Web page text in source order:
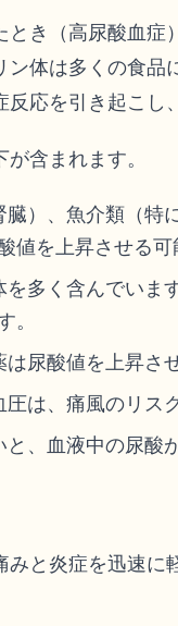
き（高尿酸血
体は多くの食
応を引き起こし
含まれます。
）、魚介類（特
を上昇させる可
多く含んでいま
。
尿酸値を上昇さ
は、痛風のリス
、血液中の尿酸
と炎症を迅速